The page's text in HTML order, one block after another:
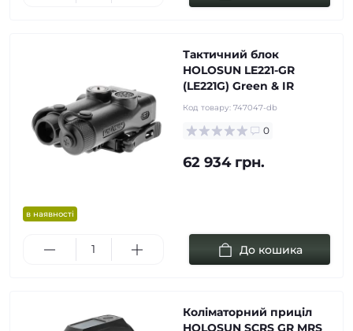
в наявності
Тактичний блок
HOLOSUN LE221-GR
(LE221G) Green & IR
Код товару: 747047-db
0
62 934 грн.
До кошика
Коліматорний приціл
HOLOSUN SCRS GR MRS